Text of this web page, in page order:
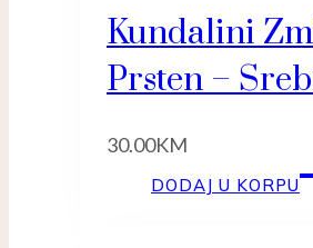
Kundalini
Prsten –
30.00KM
DODAJ U KORPU